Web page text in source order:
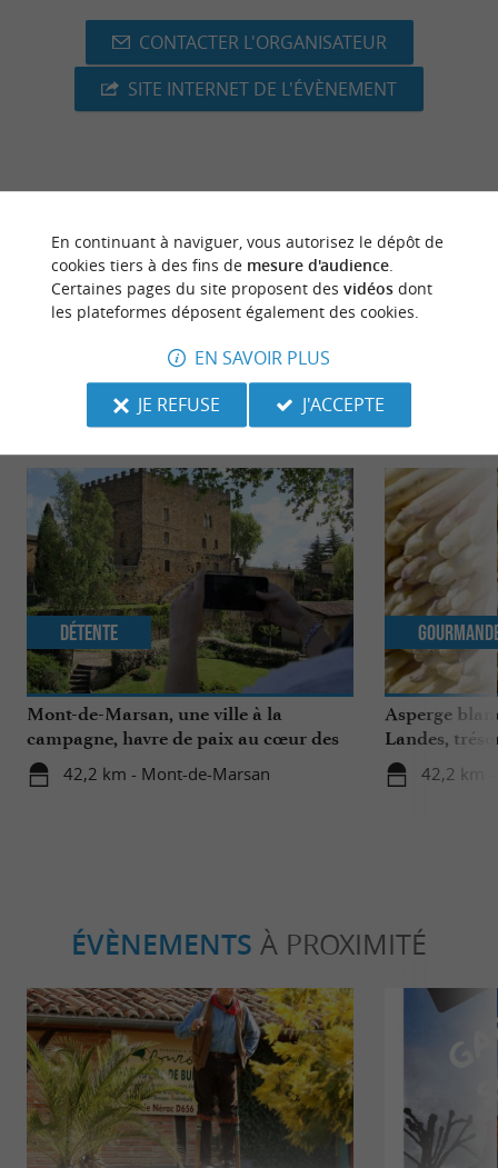
CONTACTER L'ORGANISATEUR
SITE INTERNET DE L'ÉVÈNEMENT
Source : Sirtaqui-Crédit photo :©ganadéria de Buros -
CC BY-NC-ND 4.0
NOUS AVONS TESTÉPOUR VOUS
Mont-de-Marsan, une ville à la
campagne, havre de paix au cœur des
Landes
42,2 km - Mont-de-Marsan
Détente
Asperge
Landes,
région
42,2 km
ÉVÈNEMENTS À PROXIMITÉ
En continuant à naviguer, vous autorisez le dépôt de
cookies tiers à des fins de mesure d'audience.
Certaines pages du site proposent des vidéosdont
les plateformes déposent également des cookies.
EN SAVOIR PLUS
JE REFUSE
J'ACCEPTE